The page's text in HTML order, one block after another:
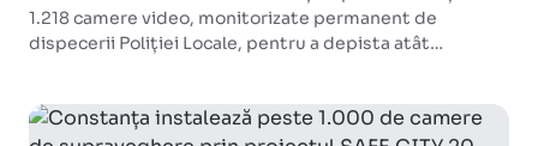
1.218 camere video, monitorizate permanent de
dispecerii Poliției Locale, pentru a depista atât